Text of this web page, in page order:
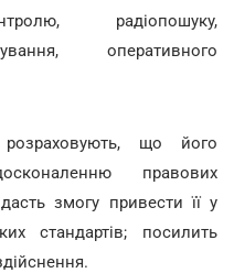
радіопошуку,
оперативного
розраховують, що його
правових
змогу привести її у
стандартів; посилить